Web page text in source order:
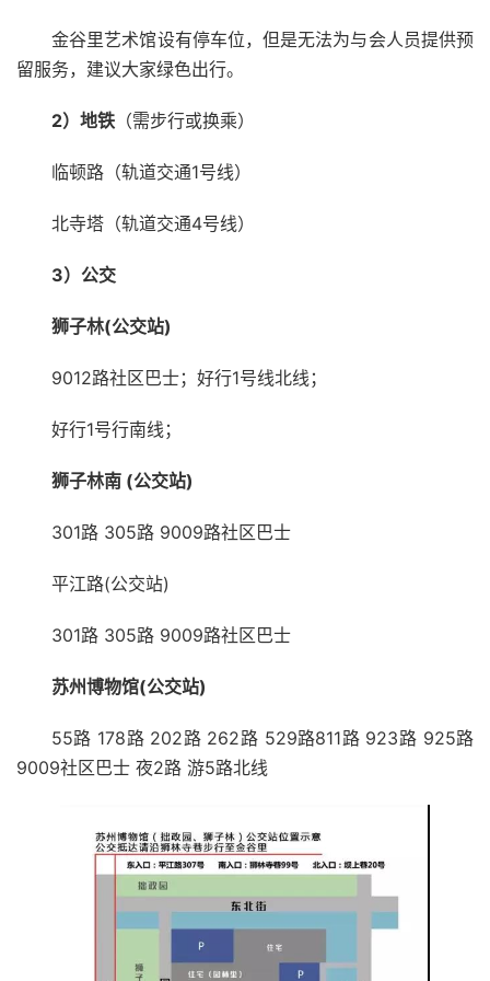
金谷里艺术馆设有停车位，但是无法为与会人员提供预
留服务，建议大家绿色出行。
2）地铁 （需步行或换乘）
临顿路（轨道交通1号线）
北寺塔（轨道交通4号线）
3）公交
狮子林(公交站)
9012路社区巴士；好行1号线北线；
好行1号行南线；
狮子林南 (公交站)
301路 305路 9009路社区巴士
平江路(公交站)
301路 305路 9009路社区巴士
苏州博物馆(公交站)
55路 178路 202路 262路 529路811路 923路 925路
9009社区巴士 夜2路 游5路北线